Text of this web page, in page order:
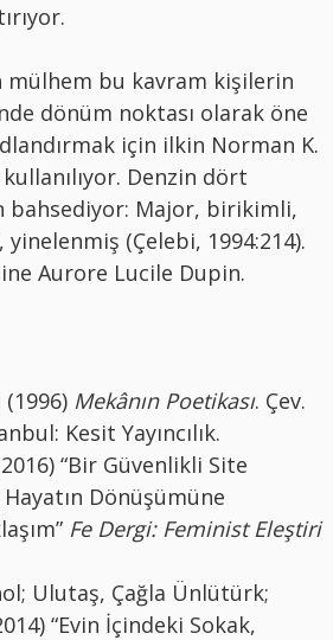
mülhem bu kavram kişilerin
dönüm noktası olarak öne
için ilkin Norman K.
Denzin dört
bahsediyor: Major, birikimli,
yinelenmiş (Çelebi, 1994:214).
Aurore Lucile Dupin.
Mekânın Poetikası. Çev.
Kesit Yayıncılık.
“Bir Güvenlikli Site
Dönüşümüne
Fe Dergi: Feminist Eleştiri
Ulutaş, Çağla Ünlütürk;
“Evin İçindeki Sokak,